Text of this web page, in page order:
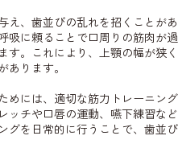
え、歯並びの乱れを招くことがあ
吸に頼ることで口周りの筋肉が過
す。これにより、上顎の幅が狭く
ります。
めには、適切な筋力トレーニング
ッチや口唇の運動、嚥下練習など
グを日常的に行うことで、歯並び